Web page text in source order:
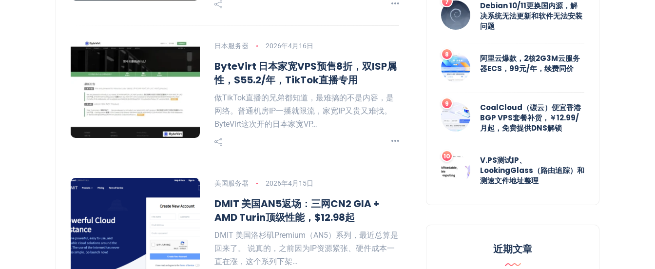
日本服务器 2026年4月16日
ByteVirt 日本家宽VPS预售8折，双ISP属
性，$55.2/年，TikTok直播专用
做TikTok直播的兄弟都知道，最难搞的不是内容，是
网络。普通机房IP一播就限流，家宽IP又贵又难找。
ByteVirt这次开的日本家宽VP…
美国服务器 2026年4月15日
DMIT 美国AN5返场：三网CN2 GIA +
AMD Turin顶级性能，$12.98起
DMIT 美国洛杉矶Premium（AN5）系列，最近总算是
回来了。 说真的，之前因为IP资源紧张、硬件成本一
直在涨，这个系列下架…
Debian 10/11更换国内源，解
决系统无法更新和软件无法安装
问题
阿里云爆款，2核2G3M云服务
器ECS，99元/年，续费同价
CoalCloud（碳云）便宜香港
BGP VPS套餐补货，￥12.99/
月起，免费提供DNS解锁
V.PS测试IP、
LookingGlass（路由追踪）和
测速文件地址整理
近期文章